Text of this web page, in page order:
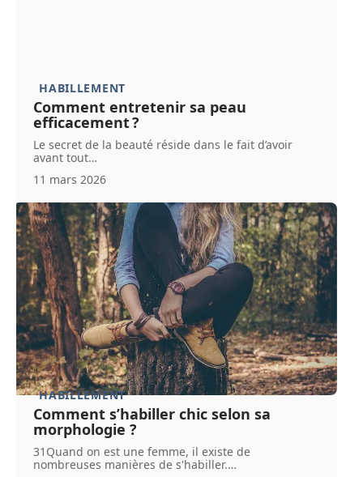
HABILLEMENT
Comment entretenir sa peau
efficacement ?
Le secret de la beauté réside dans le fait d’avoir
avant tout…
11 mars 2026
HABILLEMENT
Comment s’habiller chic selon sa
morphologie ?
31Quand on est une femme, il existe de
nombreuses manières de s'habiller.…